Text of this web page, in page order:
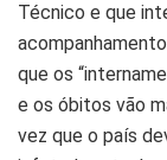
Técnico e que
que os
e os óbitos vão
vez que o país